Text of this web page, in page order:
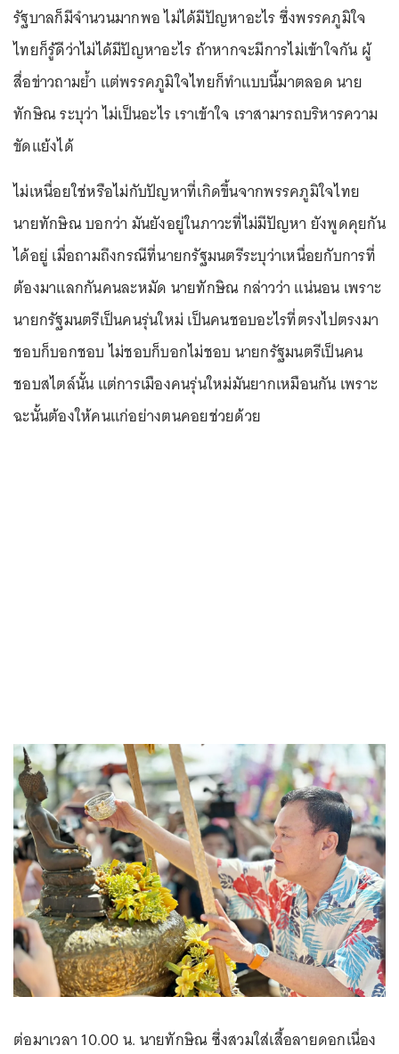
รัฐบาลก็มีจำนวนมากพอ ไม่ได้มีปัญหาอะไร ซึ่งพรรคภูมิใจ
ไทยก็รู้ดีว่าไม่ได้มีปัญหาอะไร ถ้าหากจะมีการไม่เข้าใจกัน ผู้
สื่อข่าวถามย้ำ แต่พรรคภูมิใจไทยก็ทำแบบนี้มาตลอด นาย
ทักษิณ ระบุว่า ไม่เป็นอะไร เราเข้าใจ เราสามารถบริหารความ
ขัดแย้งได้
ไม่เหนื่อยใช่หรือไม่กับปัญหาที่เกิดขึ้นจากพรรคภูมิใจไทย
นายทักษิณ บอกว่า มันยังอยู่ในภาวะที่ไม่มีปัญหา ยังพูดคุยกัน
ได้อยู่ เมื่อถามถึงกรณีที่นายกรัฐมนตรีระบุว่าเหนื่อยกับการที่
ต้องมาแลกกันคนละหมัด นายทักษิณ กล่าวว่า แน่นอน เพราะ
นายกรัฐมนตรีเป็นคนรุ่นใหม่ เป็นคนชอบอะไรที่ตรงไปตรงมา
ชอบก็บอกชอบ ไม่ชอบก็บอกไม่ชอบ นายกรัฐมนตรีเป็นคน
ชอบสไตล์นั้น แต่การเมืองคนรุ่นใหม่มันยากเหมือนกัน เพราะ
ฉะนั้นต้องให้คนแก่อย่างตนคอยช่วยด้วย
ต่อมาเวลา 10.00 น. นายทักษิณ ซึ่งสวมใส่เสื้อลายดอกเนื่อง